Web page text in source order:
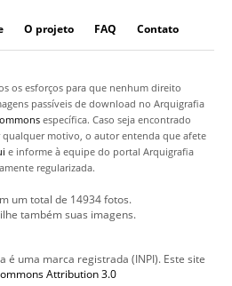
O projeto FAQ Contato
os esforços para que nenhum direito
passíveis de download no Arquigrafia
específica. Caso seja encontrado
motivo, o autor entenda que afete
e informe à equipe do portal Arquigrafia
regularizada.
um total de 14934 fotos.
também suas imagens.
é uma marca registrada (INPI). Este site
Attribution 3.0